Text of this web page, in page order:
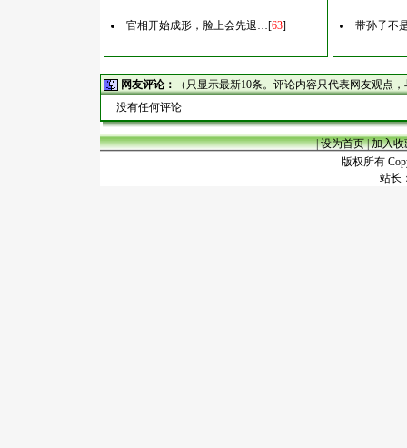
官相开始成形，脸上会先退…[63] 带孙子不
网友评论：
（只显示最新10条。评论内容只代表网友观点
没有任何评论
|设为首页|加入收
版权所有
站长